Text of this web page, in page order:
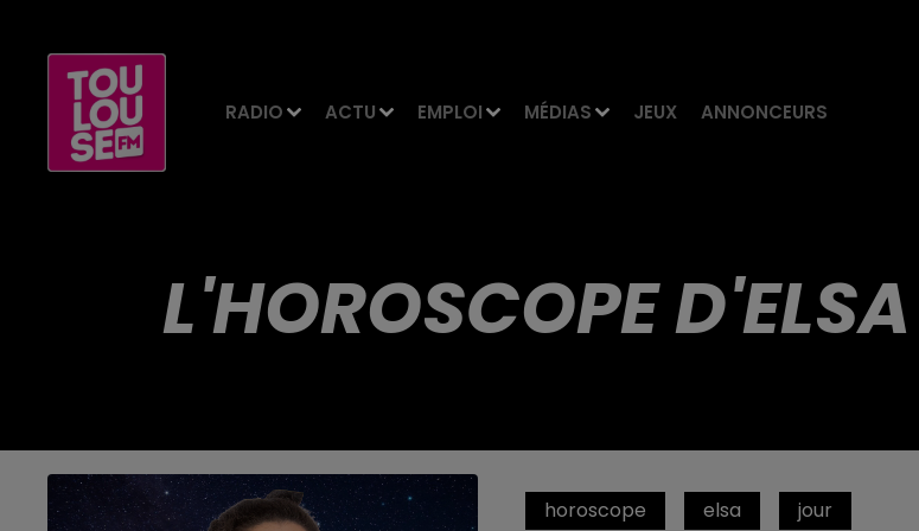
RADIO ACTU EMPLOI MÉDIAS JEUX ANNONCEURS
L'HOROSCOPE
horoscope elsa jour